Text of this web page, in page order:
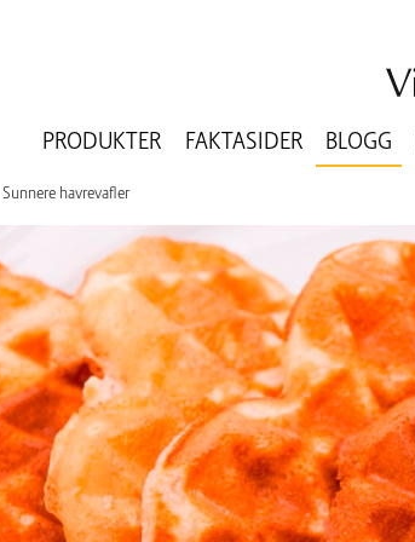
PRODUKTER FAKTASIDER BLOGG
Sunnere havrevafler